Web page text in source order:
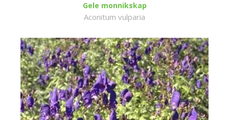
Gele monnikskap
Aconitum vulparia